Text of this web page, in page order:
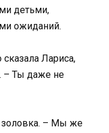
детьми,
ожиданий.
Лариса,
– Ты даже не
золовка. – Мы же